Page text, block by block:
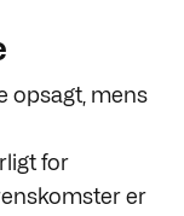
opsagt, mens
for
er